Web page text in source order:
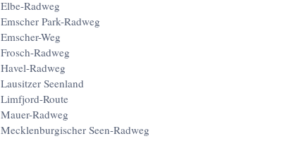
Elbe-Radweg
Emscher Park-Radweg
Emscher-Weg
Frosch-Radweg
Havel-Radweg
Lausitzer Seenland
Limfjord-Route
Mauer-Radweg
Mecklenburgischer Seen-Radweg